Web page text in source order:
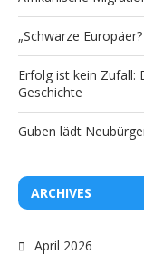
„Schwarze
Erfolg ist kein Zufall:
Geschichte
Guben lädt
ARCHIVES
April 2026